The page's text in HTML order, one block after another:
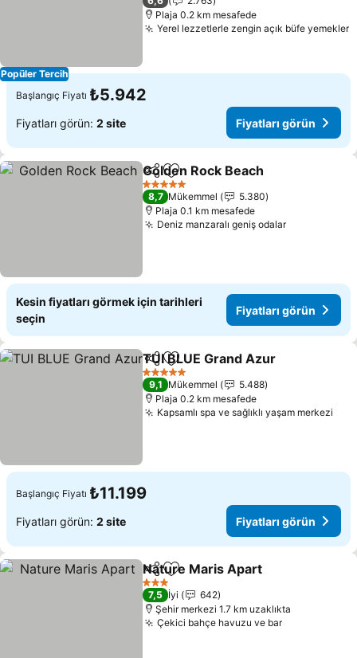
Popüler Tercih
Plaja 0.2 km mesafede
Yerel lezzetlerle zengin açık büfe yemekler
Başlangıç Fiyatı ₺5.942
Fiyatları görün: 2 site Fiyatları görün
PaylaşFavorilerime ekle
Golden Rock Beach
5 Yıldız
8,7 Mükemmel
5.380
Plaja 0.1 km mesafede
Deniz manzaralı geniş odalarFiyatları
Kesin fiyatları görmek için tarihleri
seçin
Fiyatları görün
PaylaşFavorilerime ekle
TUI BLUE Grand Azur
5 Yıldız
9,1 Mükemmel
5.488
Plaja 0.2 km mesafede
Kapsamlı spa ve sağlıklı yaşam merkezi
Başlangıç Fiyatı ₺11.199
Fiyatları görün: 2 site Fiyatları görün
PaylaşFavorilerime ekle
Nature Maris Apart
3 Yıldız
7,5 İyi
642
Şehir merkezi 1.7 km uzaklıkta
Çekici bahçe havuzu ve barFiyatları